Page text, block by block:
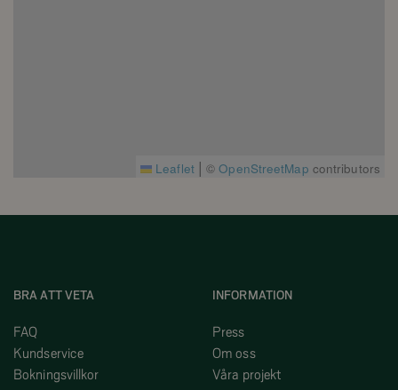
Leaflet | ©OpenStreetMap contributors
BRA ATT VETA
FAQ
Kundservice
Bokningsvillkor
INFORMATION
Press
Om oss
Våra projekt